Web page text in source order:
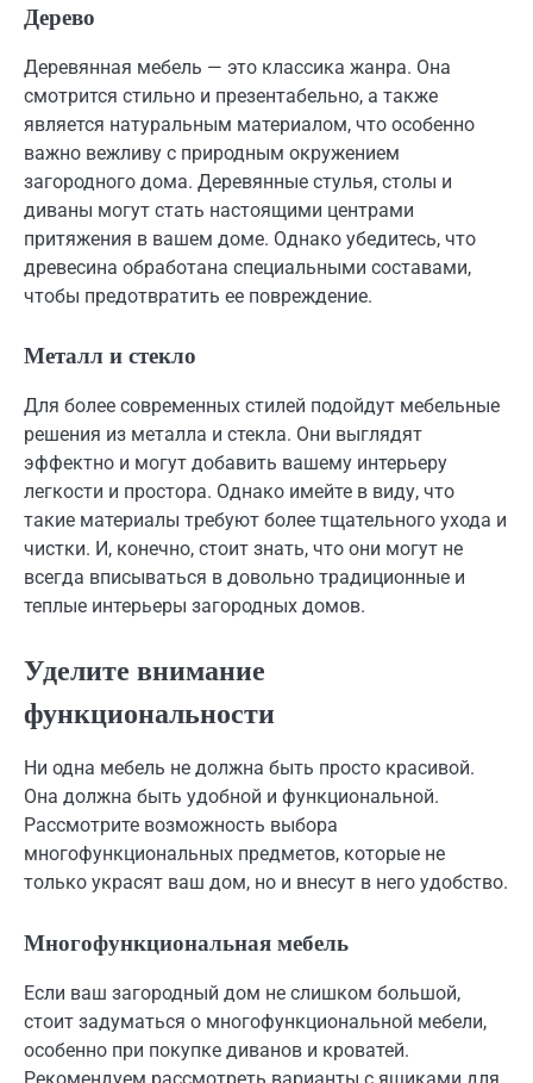
Дерево
Деревянная мебель — это классика жанра. Она
смотрится стильно и презентабельно, а также
является натуральным материалом, что особенно
важно вежливу с природным окружением
загородного дома. Деревянные стулья, столы и
диваны могут стать настоящими центрами
притяжения в вашем доме. Однако убедитесь, что
древесина обработана специальными составами,
чтобы предотвратить ее повреждение.
Металл и стекло
Для более современных стилей подойдут мебельные
решения из металла и стекла. Они выглядят
эффектно и могут добавить вашему интерьеру
легкости и простора. Однако имейте в виду, что
такие материалы требуют более тщательного ухода и
чистки. И, конечно, стоит знать, что они могут не
всегда вписываться в довольно традиционные и
теплые интерьеры загородных домов.
Уделите внимание
функциональности
Ни одна мебель не должна быть просто красивой.
Она должна быть удобной и функциональной.
Рассмотрите возможность выбора
многофункциональных предметов, которые не
только украсят ваш дом, но и внесут в него удобство.
Многофункциональная мебель
Если ваш загородный дом не слишком большой,
стоит задуматься о многофункциональной мебели,
особенно при покупке диванов и кроватей.
Рекомендуем рассмотреть варианты с ящиками для